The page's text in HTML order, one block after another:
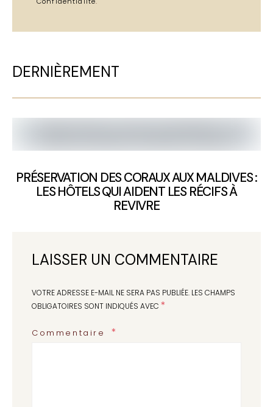
DERNIÈREMENT
PRÉSERVATION DES CORAUX AUX MALDIVES :
LES HÔTELS QUI AIDENT LES RÉCIFS À
REVIVRE
LAISSER UN COMMENTAIRE
VOTRE ADRESSE E-MAIL NE SERA PAS PUBLIÉE. LES CHAMPS
OBLIGATOIRES SONT INDIQUÉS AVEC *
Commentaire